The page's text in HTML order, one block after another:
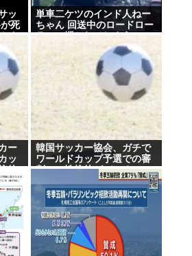
意があったんです。本当です。
でこの主張が通らないの？
まった…大丈夫大丈夫落ち着け」
よー！」(;ﾟんﾟ)「！？」
互RSS
ッ
死
た
が
」
単車二ケツのインド人ねー
ちゃん 回送中のロードロー
ラーに轢かれてしまう…
ー
ッ
韓国サッカー協会、ガチで
ワールドカップ予選での審
判への性接待がバレる